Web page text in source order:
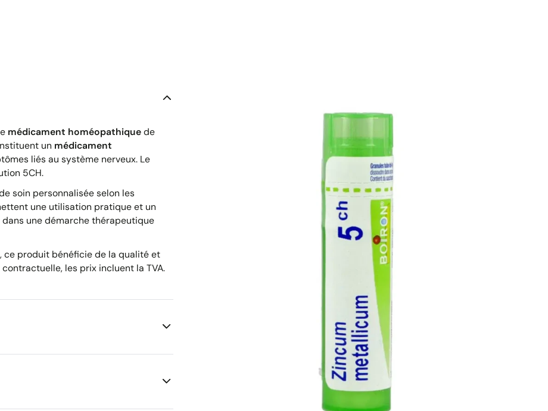
médicament homéopathiquede
un médicament
liés au système nerveux. Le
5CH.
soin personnalisée selon les
une utilisation pratique et un
une démarche thérapeutique
ce produit bénéficie de la qualité et
les prix incluent la TVA.